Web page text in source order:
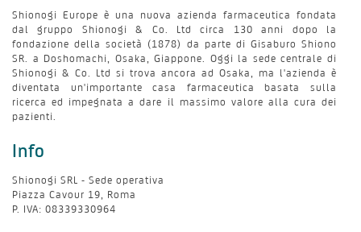
Shionogi Europe è una nuova azienda farmaceutica fondata
dal gruppo Shionogi & Co. Ltd circa 130 anni dopo la
fondazione della società (1878) da parte di Gisaburo Shiono
SR. a Doshomachi, Osaka, Giappone. Oggi la sede centrale di
Shionogi & Co. Ltd si trova ancora ad Osaka, ma l'azienda è
diventata un'importante casa farmaceutica basata sulla
ricerca ed impegnata a dare il massimo valore alla cura dei
pazienti.
Info
Shionogi SRL - Sede operativa
Piazza Cavour 19, Roma
P. IVA: 08339330964